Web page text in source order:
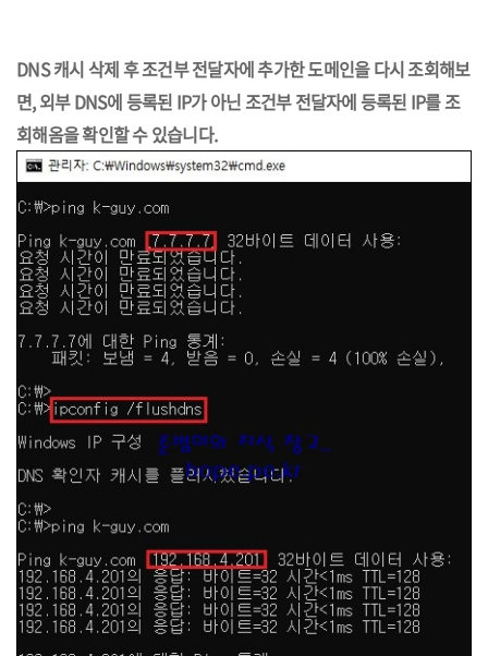
DNS 캐시 삭제 후 조건부 전달자에 추가한 도메인을 다시 조회해보
면, 외부 DNS에 등록된 IP가 아닌 조건부 전달자에 등록된 IP를 조
회해옴을 확인할 수 있습니다.